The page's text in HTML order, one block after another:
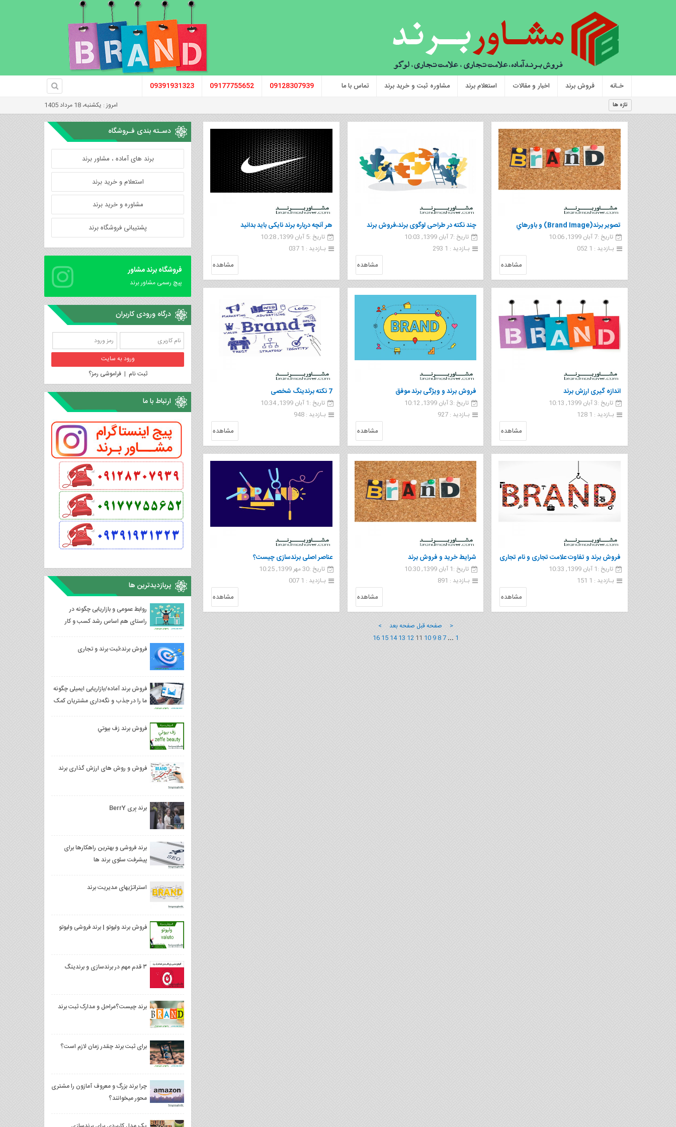
خـانه فروش برند اخبار و مقالات استعلام برند مشاوره ثبت و خرید برند تماس با ما 09128307939
09177755652
09391931323
تازه ها امروز : یکشنبه، 18 مرداد 1405
تصوير برند(Brand Image) و باورهاي
مصرف‌کننده
تاریخ :7 آبان 1399, 10:06
بـازدید : 1 052
مشاهده
چند نکته در طراحی لوگوی برند،فروش برند
تاریخ :7 آبان 1399, 10:03
بـازدید : 1 293
مشاهده
هر آنچه درباره برند نایکی باید بدانید
تاریخ :5 آبان 1399, 10:28
بـازدید : 1 037
مشاهده
اندازه گیری ارزش برند
تاریخ :3 آبان 1399, 10:13
بـازدید : 1 128
مشاهده
فروش برند و ویژگی برند موفق
تاریخ :3 آبان 1399, 10:12
بـازدید : 927
مشاهده
7 نکته برندینگ شخصی
تاریخ :1 آبان 1399, 10:34
بـازدید : 948
مشاهده
فروش برند و تفاوت علامت تجاری و نام تجاری
تاریخ :1 آبان 1399, 10:33
بـازدید : 1 151
مشاهده
شرایط خرید و فروش برند
تاریخ :1 آبان 1399, 10:30
بـازدید : 891
مشاهده
عناصر اصلی برندسازی چیست؟
تاریخ :30 مهر 1399, 10:25
بـازدید : 1 007
مشاهده
< صفحه قبل صفحه بعد >
1
...
7
8
9
10
11
12
13
14
15
16
دسـته بندی فـروشگاه
برند های آماده ، مشاور برند
استعلام و خرید برند
مشاوره و خرید برند
پشتیبانی فروشگاه برند
فروشگاه برند مشاور
پیچ رسمی مشاور برند
درگاه ورودی کاربران
ثبت نام |فراموشی رمز؟
ارتباط با ما
پربازدیدترین ها
روابط عمومی و بازاریابی چگونه در
راستای هم اساس رشد کسب و کار
فروش برند؛ثبت برند و تجاری
فروش برند آماده/بازاریابی ایمیلی چگونه
ما را در جذب و نگه‌داری مشتریان کمک
فروش برند زف بيوتي
فروش و روش های ارزش گذاری برند
برند بِری BerrY
برند فروشی و بهترین راهکارها برای
پیشرفت سئوی برند ها
استراتژیهای مدیریت برند
فروش برند وليوتو | برند فروشی وليوتو
۳ قدم مهم در برندسازی و برندینگ
برند چیست؟مراحل و مدارک ثبت برند
برای ثبت برند چقدر زمان لازم است؟
چرا برند بزرگ و معروف آمازون را مشتری
محور میخوانند؟